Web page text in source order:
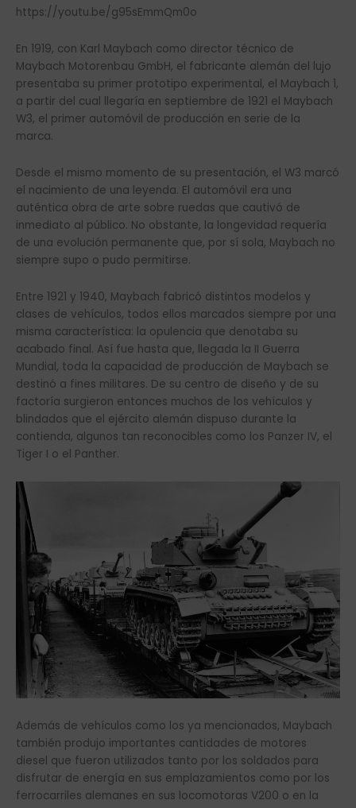
https://youtu.be/g95sEmmQm0o
En 1919, con Karl Maybach como director técnico de
Maybach Motorenbau GmbH, el fabricante alemán del lujo
presentaba su primer prototipo experimental, el Maybach 1,
a partir del cual llegaría en septiembre de 1921 el Maybach
W3, el primer automóvil de producción en serie de la
marca.
Desde el mismo momento de su presentación, el W3 marcó
el nacimiento de una leyenda. El automóvil era una
auténtica obra de arte sobre ruedas que cautivó de
inmediato al público. No obstante, la longevidad requería
de una evolución permanente que, por sí sola, Maybach no
siempre supo o pudo permitirse.
Entre 1921 y 1940, Maybach fabricó distintos modelos y
clases de vehículos, todos ellos marcados siempre por una
misma característica: la opulencia que denotaba su
acabado final. Así fue hasta que, llegada la II Guerra
Mundial, toda la capacidad de producción de Maybach se
destinó a fines militares. De su centro de diseño y de su
factoría surgieron entonces muchos de los vehículos y
blindados que el ejército alemán dispuso durante la
contienda, algunos tan reconocibles como los Panzer IV, el
Tiger I o el Panther.
Además de vehículos como los ya mencionados, Maybach
también produjo importantes cantidades de motores
diesel que fueron utilizados tanto por los soldados para
disfrutar de energía en sus emplazamientos como por los
ferrocarriles alemanes en sus locomotoras V200 o en la